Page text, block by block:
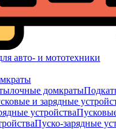
авто- и мототехники
домкраты
и зарядные
устройства
Пуско-зарядные